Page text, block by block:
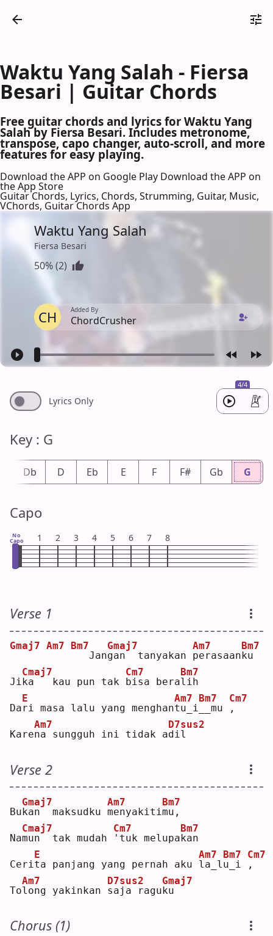
Waktu Yang Salah - Fiersa
Besari | Guitar Chords
Free guitar chords and lyrics for Waktu Yang
Salah by Fiersa Besari. Includes metronome,
transpose, capo changer, auto-scroll, and more
features for easy playing.
Download the APP on Google Play Download the APP on
the App Store
Guitar Chords, Lyrics, Chords, Strumming, Guitar, Music,
VChords, Guitar Chords App
Waktu Yang Salah
Fiersa Besari
50% (2)
CH Added By
ChordCrusher
4/4
Lyrics Only
Key : G
Db D Eb E F F# Gb G
Capo
No
Capo 1 2 3 4 5 6 7 8
Verse 1
Gmaj7 Am7
Bm7
  Jan
g
Gmaj7
an  tanyakan p
Am7
erasaan k
Bm7
Ji k
Cmaj7
a   kau pun tak
b
Cm7
isa beral
Bm7
ih
Dar
E
i masa lalu yang menghant
Am7
u_i
Bm7
_mu
,
Cm7
Karen
Am7
a sungguh ini tidak ad
D7sus2
il
Verse 2
Buk
Gmaj7
an  maksudku m
Am7
enyakitim
Bm7
u,
Nam
Cmaj7
un  tak mudah
'
Cm7
tuk melupak
Bm7
an
Cerit
E
a panjang yang pernah aku l
Am7
a_lu
Bm7
_i
,
Cm7
Tol
Am7
ong yakinkan s
D7sus2
aja raguk
Gmaj7
u
Chorus (1)